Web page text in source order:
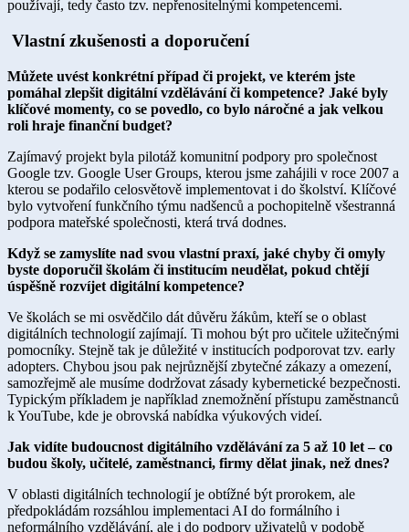
používají, tedy často tzv. nepřenositelnými kompetencemi.
Vlastní zkušenosti a doporučení
Můžete uvést konkrétní případ či projekt, ve kterém jste
pomáhal zlepšit digitální vzdělávání či kompetence? Jaké byly
klíčové momenty, co se povedlo, co bylo náročné a jak velkou
roli hraje finanční budget?
Zajímavý projekt byla pilotáž komunitní podpory pro společnost
Google tzv. Google User Groups, kterou jsme zahájili v roce 2007 a
kterou se podařilo celosvětově implementovat i do školství. Klíčové
bylo vytvoření funkčního týmu nadšenců a pochopitelně všestranná
podpora mateřské společnosti, která trvá dodnes.
Když se zamyslíte nad svou vlastní praxí, jaké chyby či omyly
byste doporučil školám či institucím neudělat, pokud chtějí
úspěšně rozvíjet digitální kompetence?
Ve školách se mi osvědčilo dát důvěru žákům, kteří se o oblast
digitálních technologií zajímají. Ti mohou být pro učitele užitečnými
pomocníky. Stejně tak je důležité v institucích podporovat tzv. early
adopters. Chybou jsou pak nejrůznější zbytečné zákazy a omezení,
samozřejmě ale musíme dodržovat zásady kybernetické bezpečnosti.
Typickým příkladem je například znemožnění přístupu zaměstnanců
k YouTube, kde je obrovská nabídka výukových videí.
Jak vidíte budoucnost digitálního vzdělávání za 5 až 10 let – co
budou školy, učitelé, zaměstnanci, firmy dělat jinak, než dnes?
V oblasti digitálních technologií je obtížné být prorokem, ale
předpokládám rozsáhlou implementaci AI do formálního i
neformálního vzdělávání, ale i do podpory uživatelů v podobě